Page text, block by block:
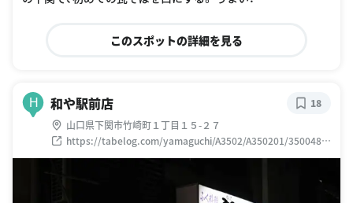
このスポットの詳細を見る
H 和や駅前店
山口県下関市竹崎町１丁目１５-２７
https://tabelog.com/yamaguchi/A3502/A350201/3500484
5/
18